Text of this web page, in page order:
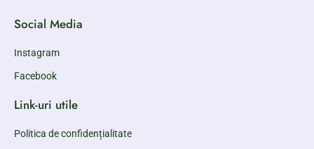
Social Media
Instagram
Facebook
Link-uri utile
Politica de confidențialitate